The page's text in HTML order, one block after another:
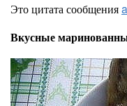
Это цитата сообщения
Вкусные